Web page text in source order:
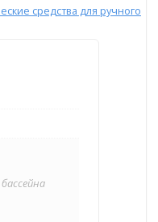
средства для ручного